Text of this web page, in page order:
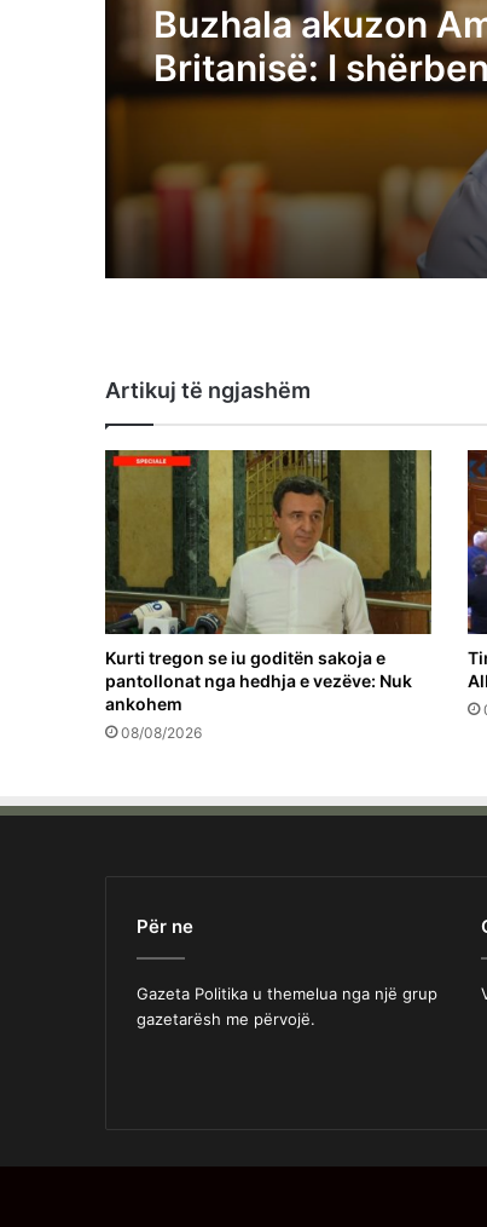
Buzhala akuzon
Britanisë: I
devotshmëri
krimet e Albin
Artikuj të ngjashëm
Kurti tregon se iu goditën sakoja e
pantollonat nga hedhja e vezëve: Nuk
ankohem
08/08/2026
Për ne
Gazeta Politika u themelua nga një grup
gazetarësh me përvojë.